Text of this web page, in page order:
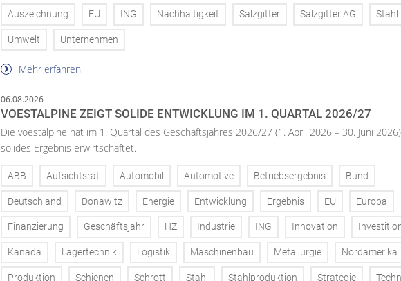
Auszeichnung EU ING Nachhaltigkeit Salzgitter Salzgitter AG Stahl
Umwelt Unternehmen
Mehr erfahren
06.08.2026
VOESTALPINE ZEIGT SOLIDE ENTWICKLUNG IM 1. QUARTAL 2026/27
Die voestalpine hat im 1. Quartal des Geschäftsjahres 2026/27 (1. April 2026 – 30. Juni
solides Ergebnis erwirtschaftet.
ABB Aufsichtsrat Automobil Automotive Betriebsergebnis Bund
Deutschland Donawitz Energie Entwicklung Ergebnis EU Europa
Finanzierung Geschäftsjahr HZ Industrie ING Innovation
Kanada Lagertechnik Logistik Maschinenbau Metallurgie Nordamerika
Produktion Schienen Schrott Stahl Stahlproduktion Strategie